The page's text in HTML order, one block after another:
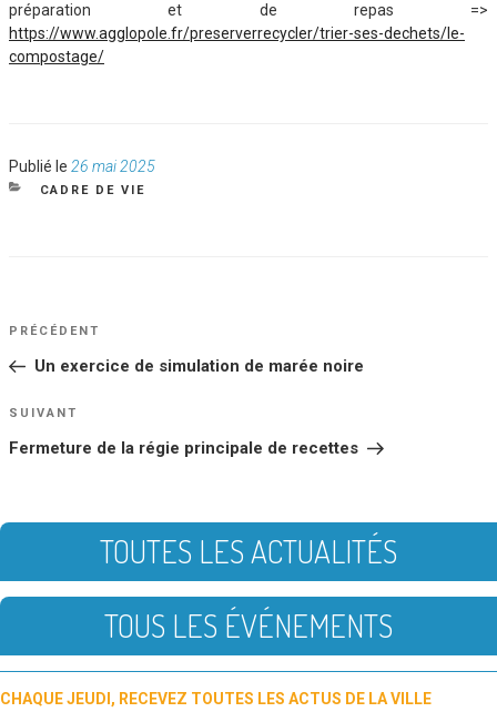
préparation et de repas =>
https://www.agglopole.fr/preserverrecycler/trier-ses-dechets/le-
compostage/
Publié le Publié
le
26 mai 2025
CATÉGORIES
CADRE DE VIE
NAVIGATION
DE
Article
PRÉCÉDENT
Un exercice de simulation de marée noire
Article
SUIVANT
Fermeture de la régie principale de recettes
TOUTES LES ACTUALITÉS
TOUS LES ÉVÉNEMENTS
CHAQUE JEUDI, RECEVEZ TOUTES LES ACTUS DE LA VILLE